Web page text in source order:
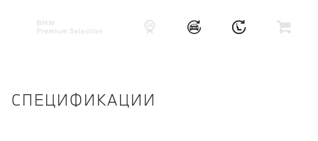
СПЕЦИФИКАЦИИ